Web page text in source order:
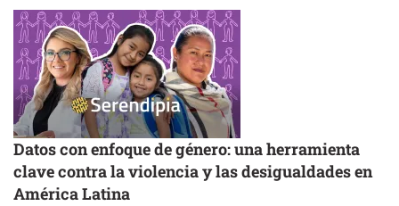
Datos con enfoque de género: una herramienta
clave contra la violencia y las desigualdades en
América Latina